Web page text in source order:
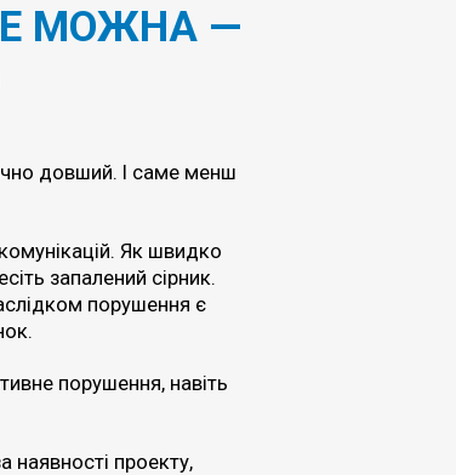
МОЖНА —
довший. І саме менш
Як швидко
запалений сірник.
порушення є
порушення, навіть
наявності проекту,